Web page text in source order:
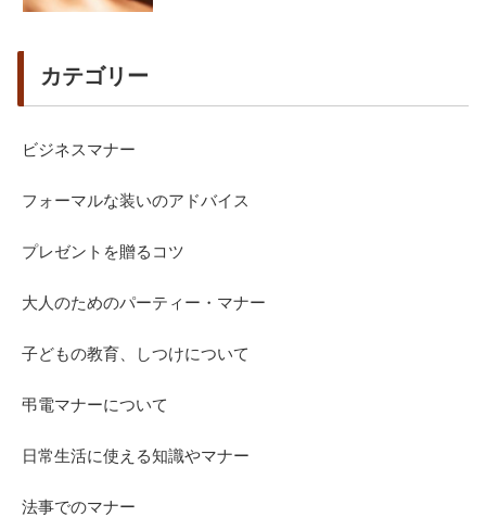
カテゴリー
ビジネスマナー
フォーマルな装いのアドバイス
プレゼントを贈るコツ
大人のためのパーティー・マナー
子どもの教育、しつけについて
弔電マナーについて
日常生活に使える知識やマナー
法事でのマナー